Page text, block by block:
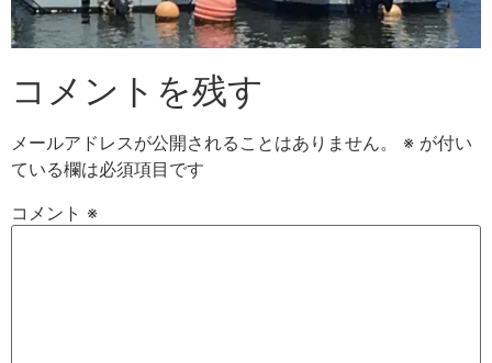
コメントを残す
メールアドレスが公開されることはありません。 ※ が付い
ている欄は必須項目です
コメント ※